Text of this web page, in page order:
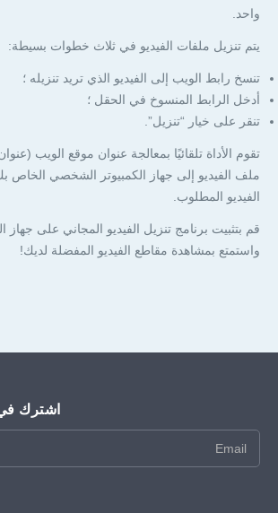
واحد.
يتم تنزيل ملفات الفيديو في ثلاث خطوات بسيطة:
تنسخ رابط الويب إلى الفيديو الذي تريد تنزيله ؛
أدخل الرابط المنسوخ في الحقل ؛
تنقر على خيار “تنزيل”.
ملف الفيديو إلى جهاز الكمبيوتر الشخصي الخاص
الفيديو المطلوب.
قم بتثبيت برنامج تنزيل الفيديو المجاني على جهاز
واستمتع بمشاهدة مقاطع الفيديو المفضلة لديك!
اشترك في